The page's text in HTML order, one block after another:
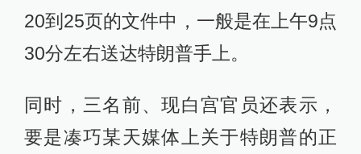
20到25页的文件中，一般是在上午9点
30分左右送达特朗普手上。
同时，三名前、现白宫官员还表示，
要是凑巧某天媒体上关于特朗普的正